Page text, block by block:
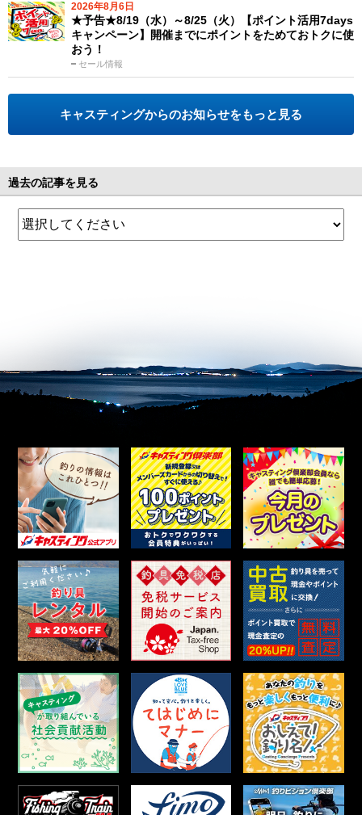
2026年8月6日
セール情報
★予告★8/19（水）～8/25（火）【ポイント活用7days
キャンペーン】開催までにポイントをためておトクに使
おう！
キャスティングからのお知らせをもっと見る
過去の記事を見る